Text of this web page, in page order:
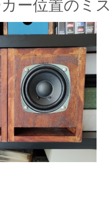
ー位置のミ